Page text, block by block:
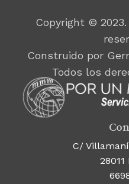
Copyright ©
Construido por
Todos los
C/
28011